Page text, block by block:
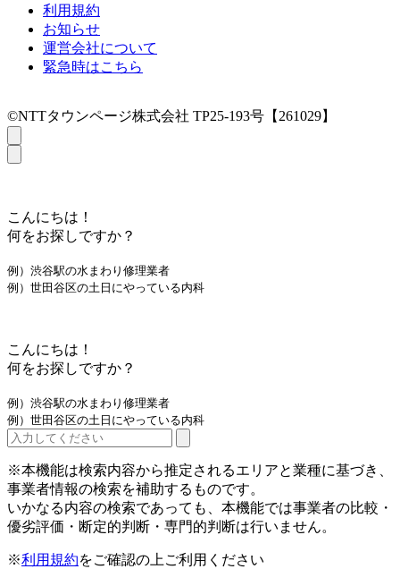
利用規約
お知らせ
運営会社について
緊急時はこちら
©NTTタウンページ株式会社 TP25-193号【261029】
こんにちは！
何をお探しですか？
例）渋谷駅の水まわり修理業者
例）世田谷区の土日にやっている内科
こんにちは！
何をお探しですか？
例）渋谷駅の水まわり修理業者
例）世田谷区の土日にやっている内科
※本機能は検索内容から推定されるエリアと業種に基づき、
事業者情報の検索を補助するものです。
いかなる内容の検索であっても、本機能では事業者の比較・
優劣評価・断定的判断・専門的判断は行いません。
※利用規約をご確認の上ご利用ください